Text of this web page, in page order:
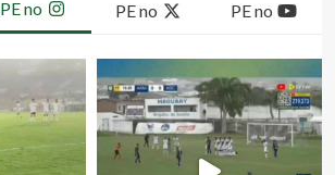
PE no PE no PE no